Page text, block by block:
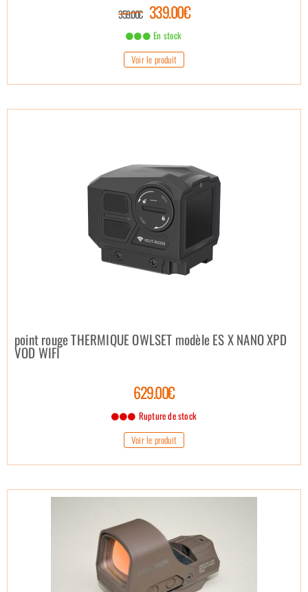
359.00€ 339.00€
En stock
Voir le produit
point rouge THERMIQUE OWLSET modèle ES X NANO XPD
VOD WIFI
629.00€
Rupture de stock
Voir le produit